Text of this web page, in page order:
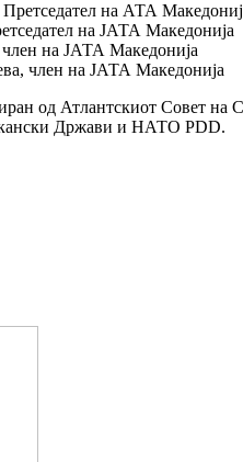
на АТА
на ЈАТА Македонија
на ЈАТА Македонија
член на ЈАТА Македонија
од Атлантскиот Совет на
Држави и НАТО PDD.